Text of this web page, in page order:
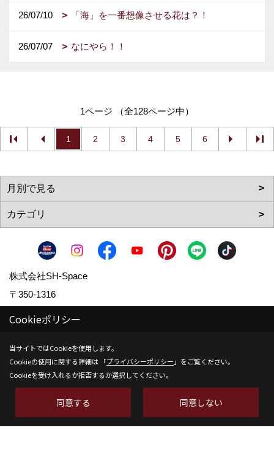
26/07/10 「海」を一番想像させる花は？！
26/07/07 なにやら！！
1ページ （全128ページ中）
1 2 3 4 5 6
株式会社SH-Space
〒350-1316
埼玉県狭山市南入曽558-9
FAX：04-2902-6111
＜営業時間＞9:00～18:00
＜定休日＞水曜日
Cookieポリシー
当サイトではCookieを使用します。
Cookieの使用に関する詳細は 「プライバシーポリシー 」をご覧ください。
Cookieを受け入れるか拒否するか選択してください。
同意する 同意しない